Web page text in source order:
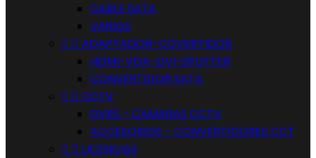
CABLE SATA
VARIOS
  ADAPTADOR-COVERTIDOR
HDMI-VGA-DVI-SPLITTER
CONVERTIDOR SATA
  CCTV
DVRS - CAMARAS CCTV
ACCESORIOS - CONVERTIDORES CCT
  LICENCIAS